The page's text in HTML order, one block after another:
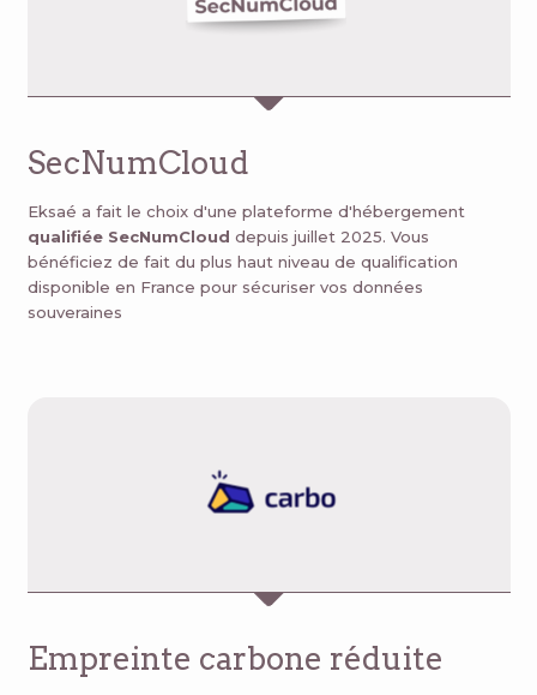
SecNumCloud
Eksaé a fait le choix d'une plateforme d'hébergement
qualifiée SecNumCloud depuis juillet 2025. Vous
bénéficiez de fait du plus haut niveau de qualification
disponible en France pour sécuriser vos données
souveraines
Empreinte carbone réduite